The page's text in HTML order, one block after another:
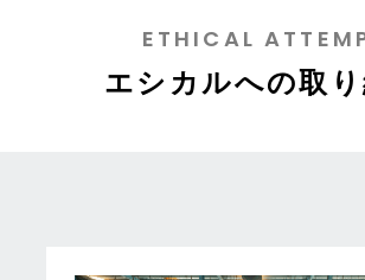
ETHICAL
エシカルへの取